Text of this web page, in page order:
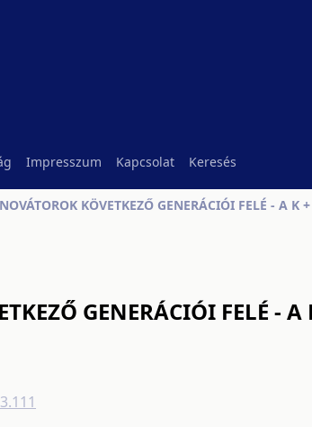
Impresszum Kapcsolat Keresés
KÖVETKEZŐ GENERÁCIÓI FELÉ - A K
GENERÁCIÓI FELÉ - A